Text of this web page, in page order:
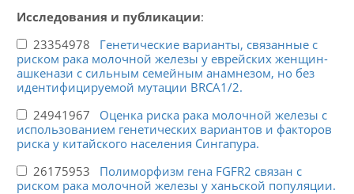
Исследования и публикации:
23354978 Генетические варианты, связанные с
риском рака молочной железы у еврейских женщин-
ашкенази с сильным семейным анамнезом, но без
идентифицируемой мутации BRCA1/2.
24941967 Оценка риска рака молочной железы с
использованием генетических вариантов и факторов
риска у китайского населения Сингапура.
26175953 Полиморфизм гена FGFR2 связан с
риском рака молочной железы у ханьской популяции.